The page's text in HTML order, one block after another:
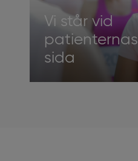
Vi står vid
patienternas
sida